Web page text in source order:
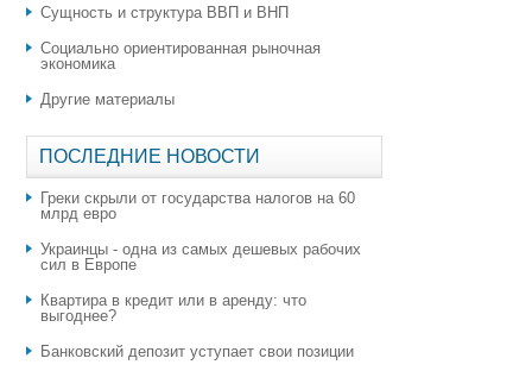
Сущность и структура ВВП и ВНП
Социально ориентированная рыночная
экономика
Другие материалы
ПОСЛЕДНИЕ НОВОСТИ
Греки скрыли от государства налогов на 60
млрд евро
Украинцы - одна из самых дешевых рабочих
сил в Европе
Квартира в кредит или в аренду: что
выгоднее?
​Банковский депозит уступает свои позиции